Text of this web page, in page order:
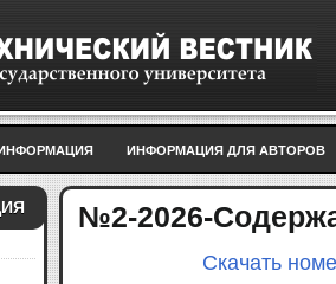
ИНФОРМАЦИЯ ДЛЯ АВТОРОВ
№2-2026-
Скачать